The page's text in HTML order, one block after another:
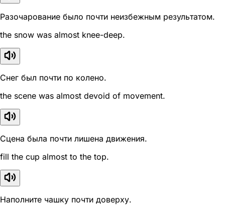
Разочарование было почти неизбежным результатом.
the snow was almost knee-deep.
Снег был почти по колено.
the scene was almost devoid of movement.
Сцена была почти лишена движения.
fill the cup almost to the top.
Наполните чашку почти доверху.